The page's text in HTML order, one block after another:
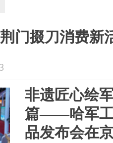
门掇刀消费新
非遗匠心绘
篇——哈军工
品发布会在